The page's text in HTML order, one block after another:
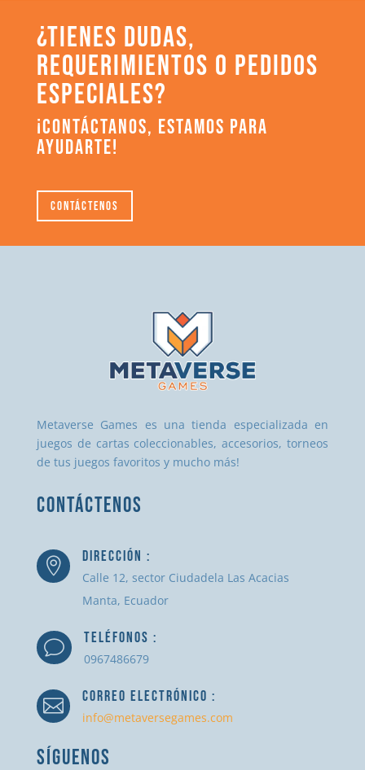
¿TIENES DUDAS,
REQUERIMIENTOS O PEDIDOS
ESPECIALES?
¡CONTÁCTANOS, ESTAMOS PARA
AYUDARTE!
Contáctenos
Metaverse Games es una tienda especializada en
juegos de cartas coleccionables, accesorios, torneos
de tus juegos favoritos y mucho más!
CONTÁCTENOS
 DIRECCIÓN :
Calle 12, sector Ciudadela Las Acacias
Manta, Ecuador
v TELÉFONOS :
0967486679
 CORREO ELECTRÓNICO :
info@metaversegames.com
SÍGUENOS